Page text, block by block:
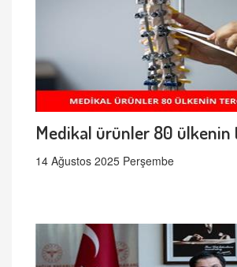
Medikal ürünler 80 ülkenin
14 Ağustos 2025 Perşembe